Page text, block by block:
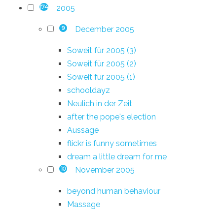
174 2005
9 December 2005
Soweit für 2005 (3)
Soweit für 2005 (2)
Soweit für 2005 (1)
schooldayz
Neulich in der Zeit
after the pope's election
Aussage
flickr is funny sometimes
dream a little dream for me
10 November 2005
beyond human behaviour
Massage